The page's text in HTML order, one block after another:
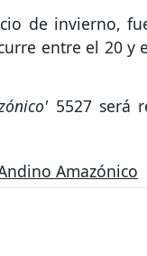
de invierno,
entre el 20 y
5527 será
Amazónico